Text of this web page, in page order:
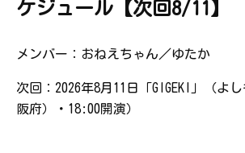
ケジュール【次回8/11】
メンバー：おねえちゃん／ゆたか
次回：2026年8月11日「GIGEKI」（よ
阪府）・18:00開演）